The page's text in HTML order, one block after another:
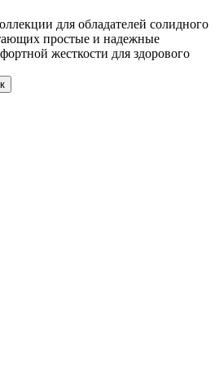
для обладателей солидного
простые и надежные
жесткости для здорового